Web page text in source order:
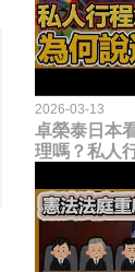
2026-03-13
卓榮泰日本
理嗎？私人